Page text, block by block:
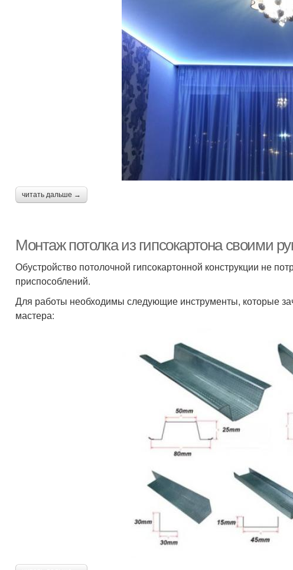
читать дальше →
Монтаж потолка из гипсокартона своими
Обустройство потолочной гипсокартонной конструкции не
приспособлений.
Для работы необходимы следующие инструменты, которые
мастера: